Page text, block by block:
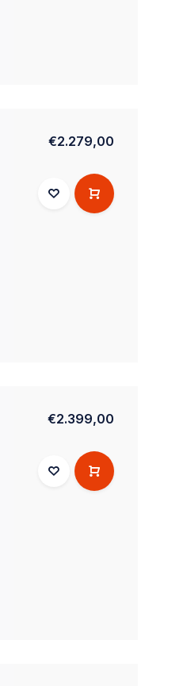
€2.279,00
€2.399,00